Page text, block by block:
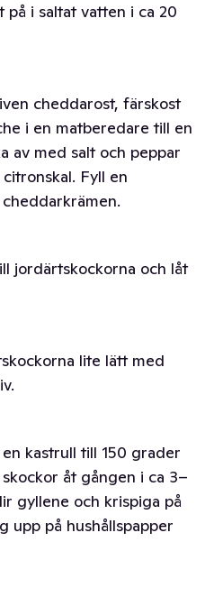
på i saltat vatten i ca 20
cheddarost, färskost
i en matberedare till en
av med salt och peppar
Fyll en
jordärtskockorna och låt
lite lätt med
kastrull till 150 grader
åt gången i ca 3–
gyllene och krispiga på
upp på hushållspapper